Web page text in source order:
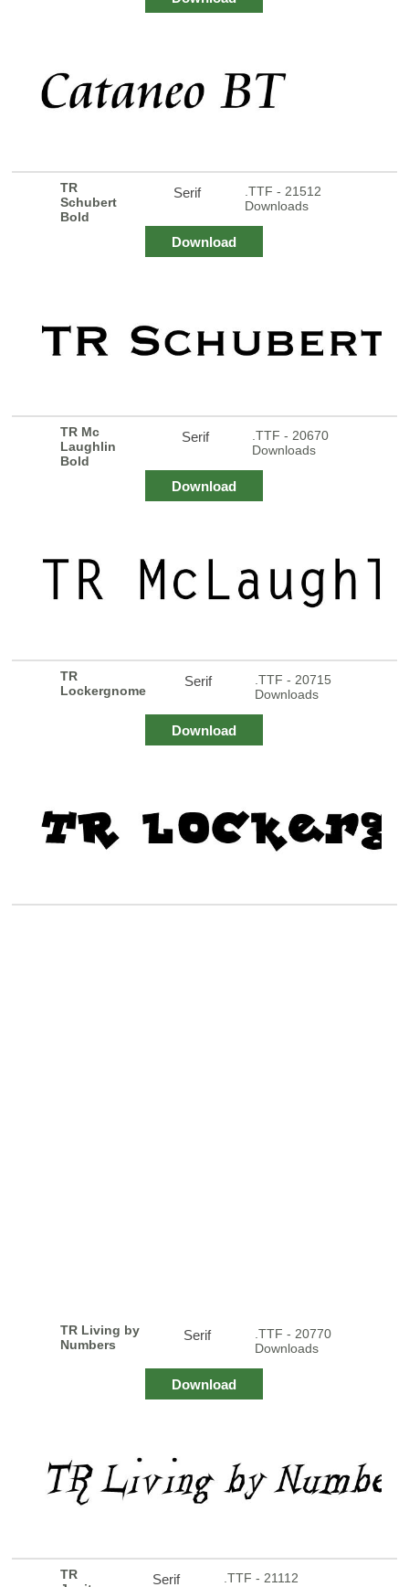
TR
Schubert
Bold
Serif
.TTF - 21512
Downloads
Download
TR Mc
Laughlin
Bold
Serif
.TTF - 20670
Downloads
Download
TR
Lockergnome
Serif
.TTF - 20715
Downloads
Download
TR Living by
Numbers
Serif
.TTF - 20770
Downloads
Download
TR
Serif
.TTF - 21112